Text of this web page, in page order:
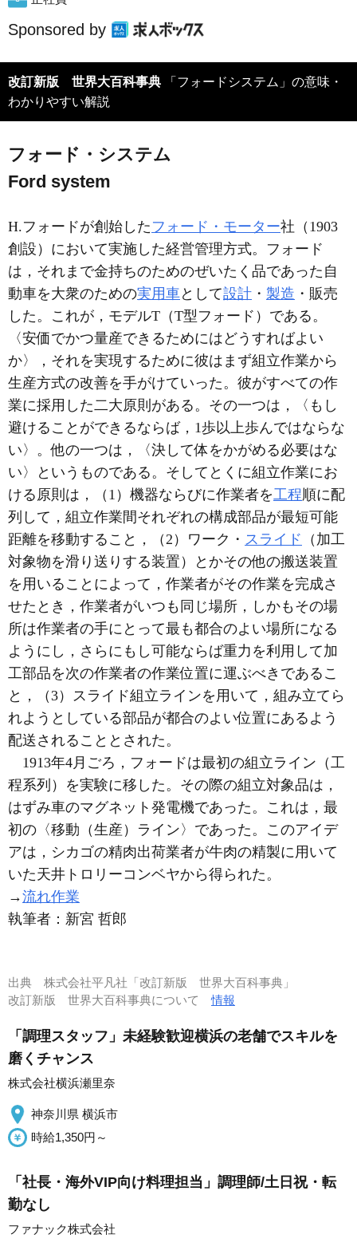
Sponsored by
改訂新版 世界大百科事典 「フォードシステム」の意味・
わかりやすい解説
フォード・システム
Ford system
H.フォードが創始した フォード・モーター社（1903
創設）において実施した経営管理方式。フォード
は，それまで金持ちのためのぜいたく品であった自
動車を大衆のための実用車として設計 ・ 製造 ・販売
した。これが，モデルT（T型フォード）である。
〈安価でかつ量産できるためにはどうすればよい
か〉，それを実現するために彼はまず組立作業から
生産方式の改善を手がけていった。彼がすべての作
業に採用した二大原則がある。その一つは，〈もし
避けることができるならば，1歩以上歩んではならな
い〉。他の一つは，〈決して体をかがめる必要はな
い〉というものである。そしてとくに組立作業にお
ける原則は，（1）機器ならびに作業者を工程順に配
列して，組立作業間それぞれの構成部品が最短可能
距離を移動すること，（2）ワーク・ スライド （加工
対象物を滑り送りする装置）とかその他の搬送装置
を用いることによって，作業者がその作業を完成さ
せたとき，作業者がいつも同じ場所，しかもその場
所は作業者の手にとって最も都合のよい場所になる
ようにし，さらにもし可能ならば重力を利用して加
工部品を次の作業者の作業位置に運ぶべきであるこ
と，（3）スライド組立ラインを用いて，組み立てら
れようとしている部品が都合のよい位置にあるよう
配送されることとされた。
1913年4月ごろ，フォードは最初の組立ライン（工
程系列）を実験に移した。その際の組立対象品は，
はずみ車のマグネット発電機であった。これは，最
初の〈移動（生産）ライン〉であった。このアイデ
アは，シカゴの精肉出荷業者が牛肉の精製に用いて
いた天井トロリーコンベヤから得られた。
→流れ作業
執筆者： 新宮 哲郎
出典 株式会社平凡社「改訂新版 世界大百科事典」
改訂新版 世界大百科事典について情報
「調理スタッフ」未経験歓迎横浜の老舗でスキルを
磨くチャンス
株式会社横浜瀬里奈
神奈川県 横浜市
時給1,350円～
「社長・海外VIP向け料理担当」調理師/土日祝・転
勤なし
ファナック株式会社